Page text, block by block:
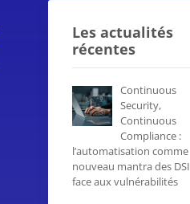
Les actualités
récentes
Continuous
Security,
Continuous
Compliance :
l’automatisation comme
nouveau mantra des DSI
face aux vulnérabilités